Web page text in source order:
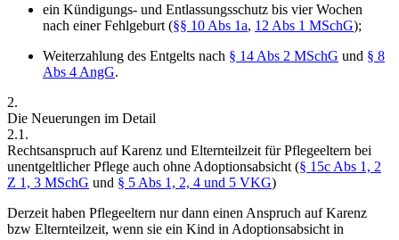
ein Kündigungs- und Entlassungsschutz bis vier Wochen
nach einerFehlgeburt (§§ 10 Abs 1a, 12 Abs 1 MSchG);
Weiterzahlung des Entgelts nach § 14 Abs 2 MSchG und § 8
Abs 4 AngG.
2.
Die Neuerungen im Detail
2.1.
Rechtsanspruch auf Karenz und Elternteilzeit für Pflegeeltern bei
unentgeltlicher Pflege auch ohne Adoptionsabsicht (§ 15c Abs 1, 2
Z 1, 3 MSchG und § 5 Abs 1, 2, 4 und 5 VKG)
Derzeit haben Pflegeeltern nur dann einen Anspruch auf Karenz
bzw Elternteilzeit, wenn sie ein Kind in Adoptionsabsicht in